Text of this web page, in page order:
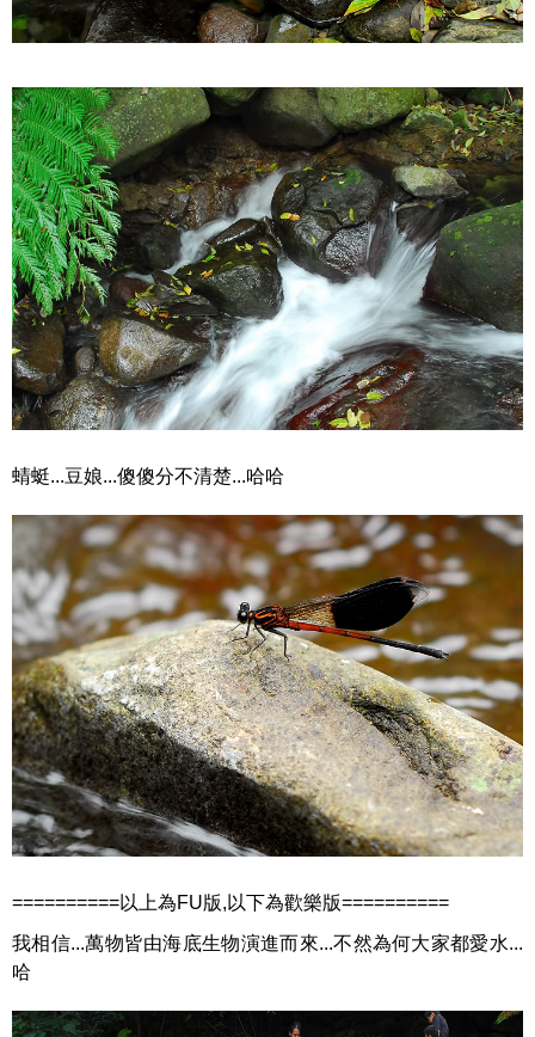
蜻蜓...豆娘...傻傻分不清楚...哈哈
==========以上為FU版,以下為歡樂版==========
我相信...萬物皆由海底生物演進而來...不然為何大家都愛水...
哈